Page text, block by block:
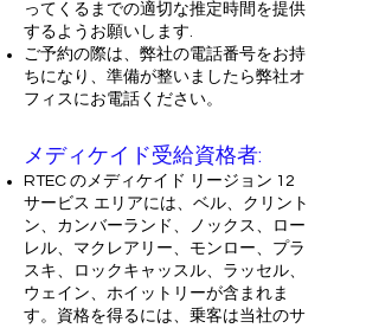
ってくるまでの適切な推定時間を提供
するようお願いします.
ご予約の際は、弊社の電話番号をお持
ちになり、準備が整いましたら弊社オ
フィスにお電話ください。
メディケイド受給資格者:
RTEC のメディケイド リージョン 12
サービス エリアには、ベル、クリント
ン、カンバーランド、ノックス、ロー
レル、マクレアリー、モンロー、プラ
スキ、ロックキャッスル、ラッセル、
ウェイン、ホイットリーが含まれま
す。資格を得るには、乗客は当社のサ